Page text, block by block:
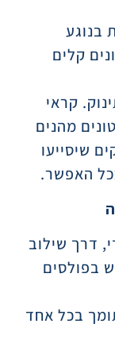
בנוגע
קלים
קראי
מהנים
שיסייעו
האפשר.
דרך שילוב
בפולסים
גושיים. בלנדר 4 ב 1- תומך בכל אחד